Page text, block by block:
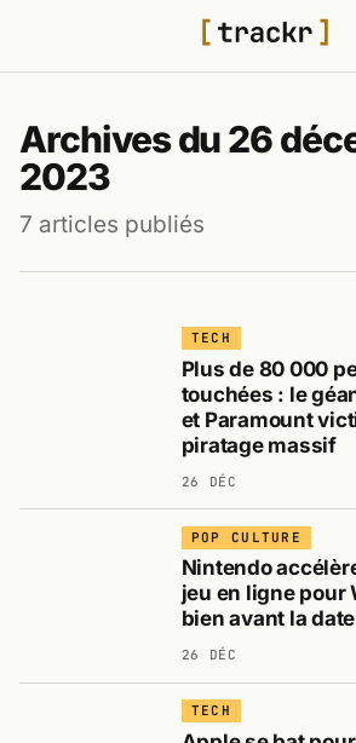
Archives du 26
2023
7 articles publiés
TECH
Plus de 80 000
touchées : le
et Paramount
piratage massif
26 DÉC
POP CULTURE
Nintendo
jeu en ligne pour
bien avant la
26 DÉC
TECH